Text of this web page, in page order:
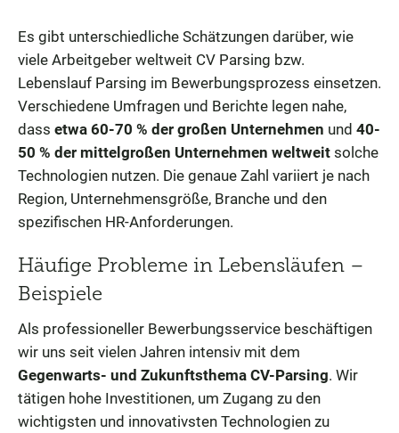
Es gibt unterschiedliche Schätzungen darüber, wie
viele Arbeitgeber weltweit CV Parsing bzw.
Lebenslauf Parsing im Bewerbungsprozess einsetzen.
Verschiedene Umfragen und Berichte legen nahe,
dass etwa 60-70 % der großen Unternehmen und 40-
50 % der mittelgroßen Unternehmen weltweit solche
Technologien nutzen. Die genaue Zahl variiert je nach
Region, Unternehmensgröße, Branche und den
spezifischen HR-Anforderungen.
Häufige Probleme in Lebensläufen –
Beispiele
Als professioneller Bewerbungsservice beschäftigen
wir uns seit vielen Jahren intensiv mit dem
Gegenwarts- und Zukunftsthema CV-Parsing. Wir
tätigen hohe Investitionen, um Zugang zu den
wichtigsten und innovativsten Technologien zu